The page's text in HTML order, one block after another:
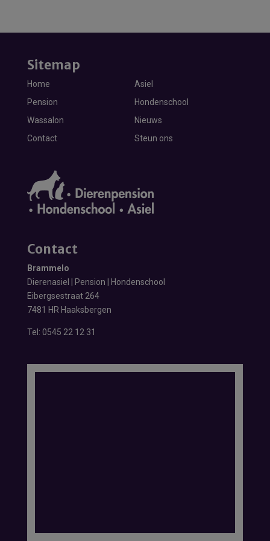
Sitemap
Home
Asiel
Pension
Hondenschool
Wassalon
Nieuws
Contact
Steun ons
Contact
Brammelo
Dierenasiel | Pension | Hondenschool
Eibergsestraat 264
7481 HR Haaksbergen
Tel: 0545 22 12 31